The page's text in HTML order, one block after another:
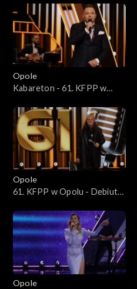
Opole 2024
Opole 2023
Opole 2021
Opole 2020
Opole 2019
Opole 2018
Opole 2017
Opole 2015
czyli piosenki Janusza
Kondratowicza cz. 2
Opole
Kabareton - 61. KFPP w
Opole
61. KFPP w Opolu - Debiuty
Opole